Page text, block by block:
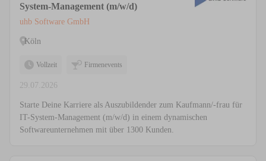
System-Management (m/w/d)
uhb Software GmbH
Köln
Vollzeit Firmenevents
29.07.2026
Starte Deine Karriere als Auszubildender zum Kaufmann/-frau für
IT-System-Management (m/w/d) in einem dynamischen
Softwareunternehmen mit über 1300 Kunden.